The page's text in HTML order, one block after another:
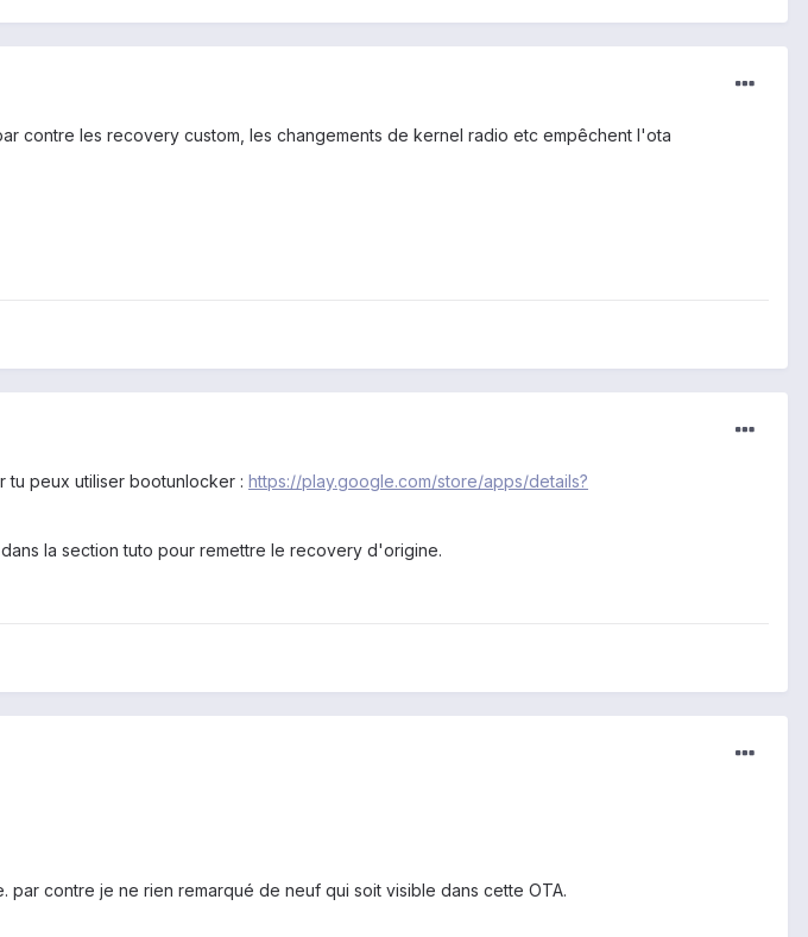
contre les recovery custom, les changements de kernel radio etc empêchent l'ota
tu peux utiliser bootunlocker : https://play.google.com/store/apps/details?
la section tuto pour remettre le recovery d'origine.
contre je ne rien remarqué de neuf qui soit visible dans cette OTA.